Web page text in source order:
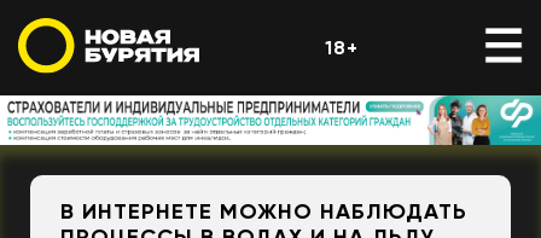
18+
В ИНТЕРНЕТЕ МОЖНО НАБЛЮДАТЬ